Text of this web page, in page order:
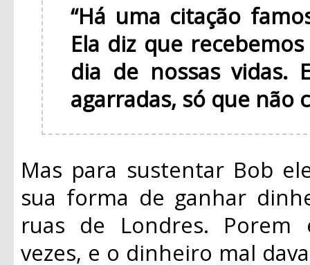
“Há uma citação
Ela diz que
dia de nossas vidas.
agarradas, só que não
Mas para sustentar Bob
sua forma de ganhar
ruas de Londres. Porem
vezes, e o dinheiro mal